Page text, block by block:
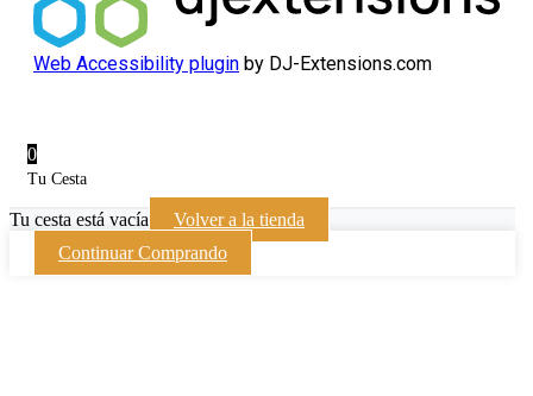
Web Accessibility plugin by DJ-Extensions.com
0
Tu Cesta
Tu cesta está vacía
Volver a la tienda
Continuar Comprando